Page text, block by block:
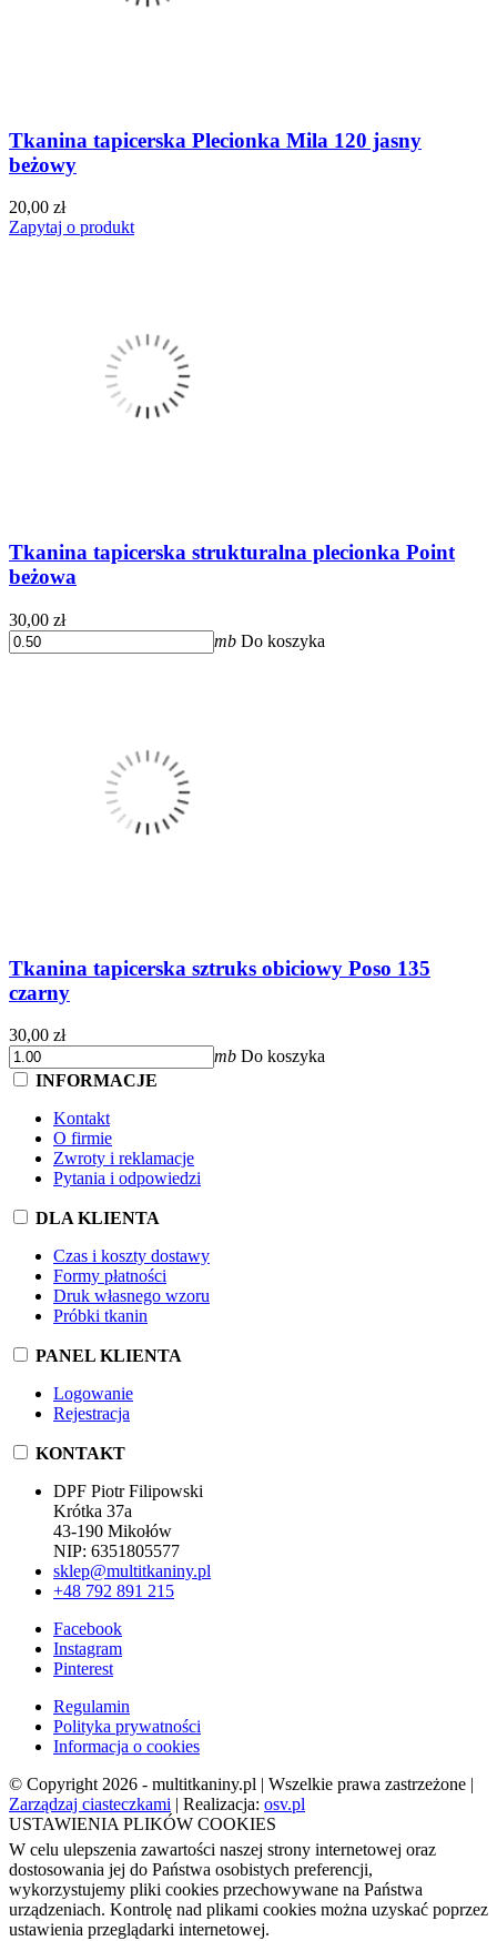
Tkanina tapicerska Plecionka Mila 120 jasny
beżowy
20,00 zł
Zapytaj o produkt
Tkanina tapicerska strukturalna plecionka Point
beżowa
30,00 zł
mb Do koszyka
Tkanina tapicerska sztruks obiciowy Poso 135
czarny
30,00 zł
mb Do koszyka
INFORMACJE
Kontakt
O firmie
Zwroty i reklamacje
Pytania i odpowiedzi
DLA KLIENTA
Czas i koszty dostawy
Formy płatności
Druk własnego wzoru
Próbki tkanin
PANEL KLIENTA
Logowanie
Rejestracja
KONTAKT
DPF Piotr Filipowski
Krótka 37a
43-190 Mikołów
NIP: 6351805577
sklep@multitkaniny.pl
+48 792 891 215
Facebook
Instagram
Pinterest
Regulamin
Polityka prywatności
Informacja o cookies
© Copyright 2026 - multitkaniny.pl | Wszelkie prawa zastrzeżone |
Zarządzaj ciasteczkami | Realizacja: osv.pl
USTAWIENIA PLIKÓW COOKIES
W celu ulepszenia zawartości naszej strony internetowej oraz
dostosowania jej do Państwa osobistych preferencji,
wykorzystujemy pliki cookies przechowywane na Państwa
urządzeniach. Kontrolę nad plikami cookies można uzyskać poprzez
ustawienia przeglądarki internetowej.